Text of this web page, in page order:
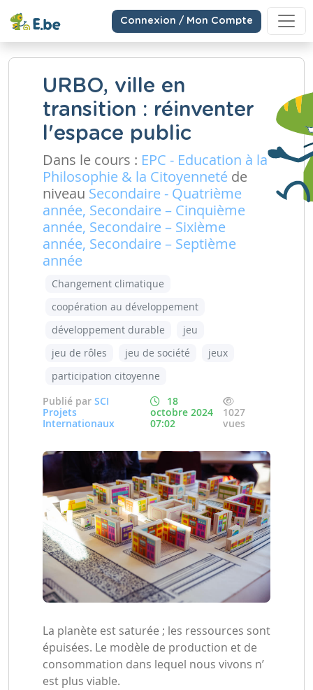
Connexion / Mon Compte
URBO, ville en
transition : réinventer
l'espace public
Dans le cours : EPC - Education à la
Philosophie & la Citoyenneté de
niveau Secondaire - Quatrième
année, Secondaire – Cinquième
année, Secondaire – Sixième
année, Secondaire – Septième
année
Changement climatique
coopération au développement
développement durable
jeu
jeu de rôles
jeu de société
jeux
participation citoyenne
Publié par SCI
Projets
Internationaux
18
octobre 2024
07:02
1027
vues
La planète est saturée ; les ressources sont
épuisées. Le modèle de production et de
consommation dans lequel nous vivons n’
est plus viable.